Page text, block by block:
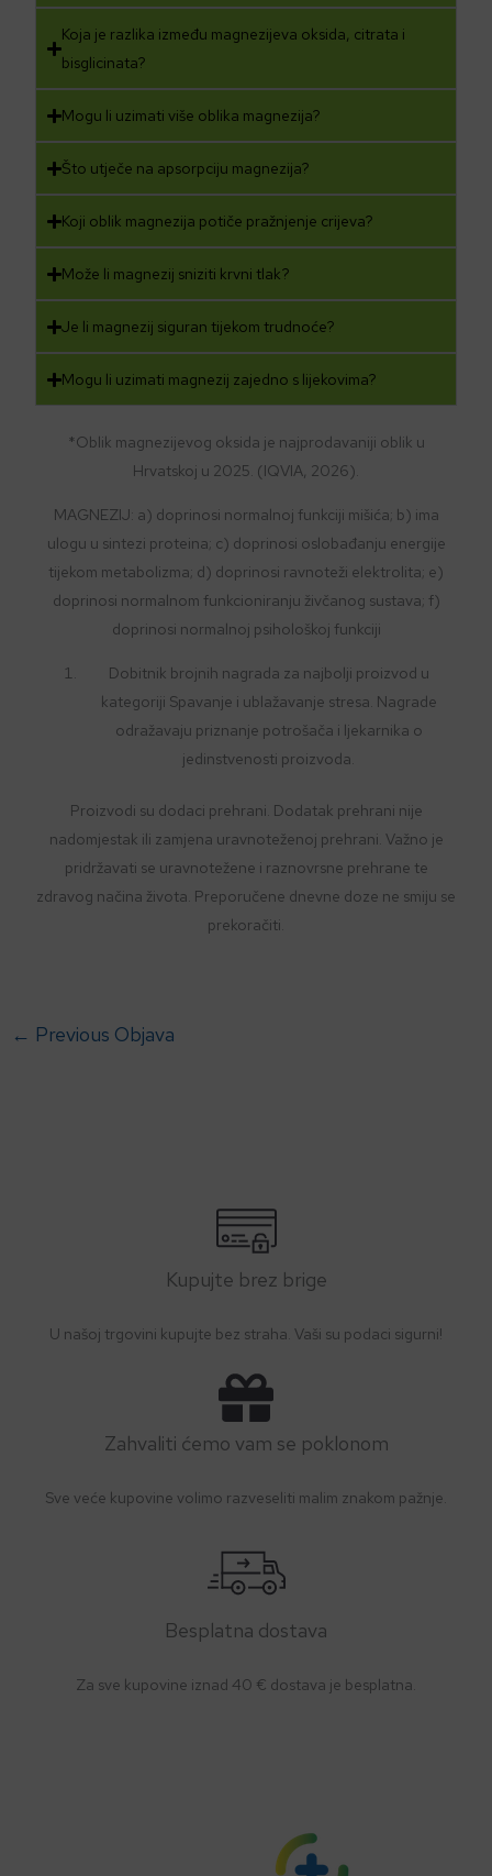
Koja je razlika između magnezijeva oksida, citrata i
bisglicinata?
Mogu li uzimati više oblika magnezija?
Što utječe na apsorpciju magnezija?
Koji oblik magnezija potiče pražnjenje crijeva?
Može li magnezij sniziti krvni tlak?
Je li magnezij siguran tijekom trudnoće?
Mogu li uzimati magnezij zajedno s lijekovima?
*Oblik magnezijevog oksida je najprodavaniji oblik u
Hrvatskoj u 2025. (IQVIA, 2026).
MAGNEZIJ: a) doprinosi normalnoj funkciji mišića; b) ima
ulogu u sintezi proteina; c) doprinosi oslobađanju energije
tijekom metabolizma; d) doprinosi ravnoteži elektrolita; e)
doprinosi normalnom funkcioniranju živčanog sustava; f)
doprinosi normalnoj psihološkoj funkciji
Dobitnik brojnih nagrada za najbolji proizvod u
kategoriji Spavanje i ublažavanje stresa. Nagrade
odražavaju priznanje potrošača i ljekarnika o
jedinstvenosti proizvoda.
Proizvodi su dodaci prehrani. Dodatak prehrani nije
nadomjestak ili zamjena uravnoteženoj prehrani. Važno je
pridržavati se uravnotežene i raznovrsne prehrane te
zdravog načina života. Preporučene dnevne doze ne smiju se
prekoračiti.
← Previous Objava
Kupujte brez brige
U našoj trgovini kupujte bez straha. Vaši su podaci sigurni!
Zahvaliti ćemo vam se poklonom
Sve veće kupovine volimo razveseliti malim znakom pažnje.
Besplatna dostava
Za sve kupovine iznad 40 € dostava je besplatna.